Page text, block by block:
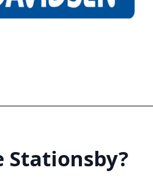
Stationsby?